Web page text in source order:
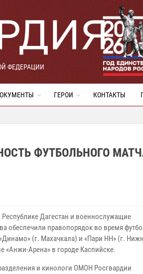
ФЕДЕРАЦИИ
ГЕРОИ КОНТАКТЫ
ФУТБОЛЬНОГО
Дагестан и военнослужащие
обеспечили правопорядок во время
(г. Махачкала) и «Пари НН» (г.
«Анжи-Арена» в городе Каспийске.
и кинологи ОМОН Росгвардии